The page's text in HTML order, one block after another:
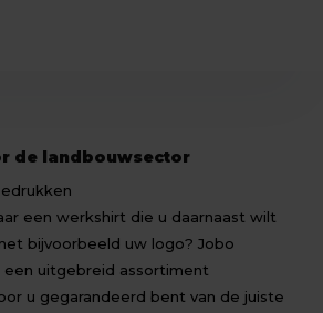
de landbouwsector
een werkshirt die u daarnaast wilt
bijvoorbeeld uw logo? Jobo
uitgebreid assortiment
u gegarandeerd bent van de juiste